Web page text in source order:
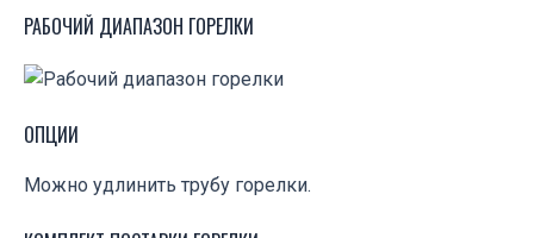
РАБОЧИЙ ДИАПАЗОН ГОРЕЛКИ
ОПЦИИ
Можно удлинить трубу горелки.